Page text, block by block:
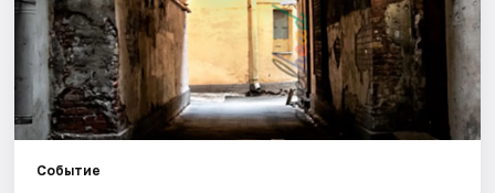
Экскурсии
Спорт
События
Событие